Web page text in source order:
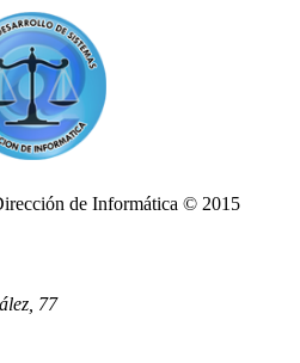
de Informática © 2015
77